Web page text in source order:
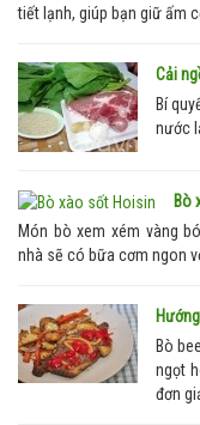
tiết lạnh, giúp bạn giữ ấm
Cải
Bí
nước
Bò
Món bò xem xém vàng
nhà sẽ có bữa cơm ngon
Bò
ngọt
đơn